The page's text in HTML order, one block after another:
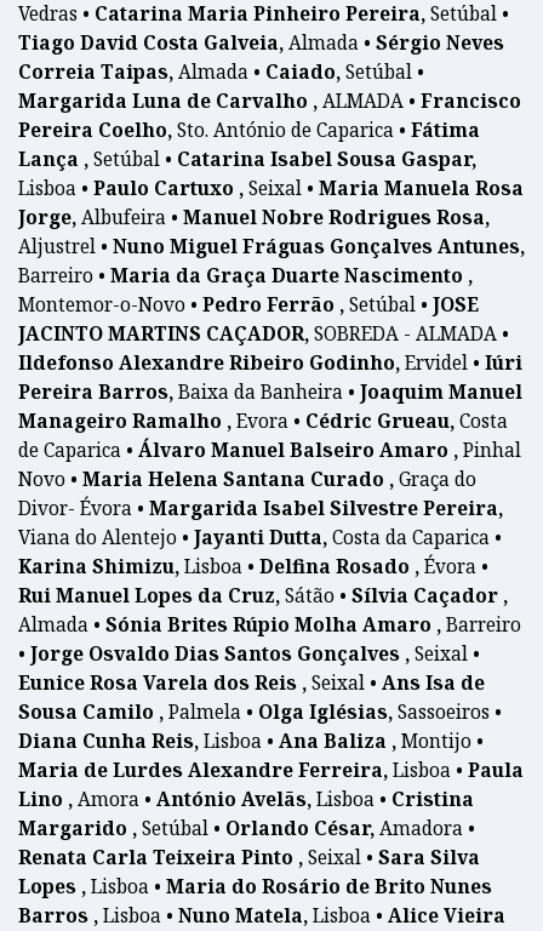
Vedras • Catarina Maria Pinheiro Pereira,Setúbal •
Tiago David Costa Galveia,Almada • Sérgio Neves
Correia Taipas,Almada • Caiado,Setúbal •
Margarida Luna de Carvalho ,ALMADA • Francisco
Pereira Coelho,Sto. António de Caparica • Fátima
Lança ,Setúbal • Catarina Isabel Sousa Gaspar,
Lisboa • Paulo Cartuxo ,Seixal • Maria Manuela Rosa
Jorge,Albufeira • Manuel Nobre Rodrigues Rosa,
Aljustrel • Nuno Miguel Fráguas Gonçalves Antunes,
Barreiro • Maria da Graça Duarte Nascimento ,
Montemor-o-Novo • Pedro Ferrão ,Setúbal • JOSE
JACINTO MARTINS CAÇADOR,SOBREDA - ALMADA •
Ildefonso Alexandre Ribeiro Godinho,Ervidel • Iúri
Pereira Barros,Baixa da Banheira • Joaquim Manuel
Manageiro Ramalho ,Evora • Cédric Grueau,Costa
de Caparica • Álvaro Manuel Balseiro Amaro ,Pinhal
Novo • Maria Helena Santana Curado ,Graça do
Divor- Évora • Margarida Isabel Silvestre Pereira,
Viana do Alentejo • Jayanti Dutta,Costa da Caparica •
Karina Shimizu,Lisboa • Delfina Rosado ,Évora •
Rui Manuel Lopes da Cruz,Sátão • Sílvia Caçador ,
Almada • Sónia Brites Rúpio Molha Amaro ,Barreiro
• Jorge Osvaldo Dias Santos Gonçalves ,Seixal •
Eunice Rosa Varela dos Reis ,Seixal • Ans Isa de
Sousa Camilo ,Palmela • Olga Iglésias,Sassoeiros •
Diana Cunha Reis,Lisboa • Ana Baliza ,Montijo •
Maria de Lurdes Alexandre Ferreira,Lisboa • Paula
Lino ,Amora • António Avelãs,Lisboa • Cristina
Margarido ,Setúbal • Orlando César,Amadora •
Renata Carla Teixeira Pinto ,Seixal • Sara Silva
Lopes ,Lisboa • Maria do Rosário de Brito Nunes
Barros ,Lisboa • Nuno Matela,Lisboa • Alice Vieira